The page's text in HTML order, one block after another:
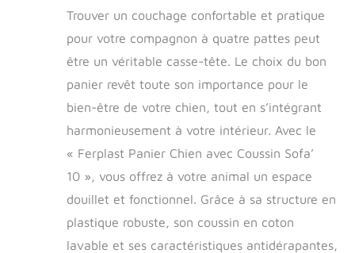
Trouver un couchage confortable et pratique
pour votre compagnon à quatre pattes peut
être un véritable casse-tête. Le choix du bon
panier revêt toute son importance pour le
bien-être de votre chien, tout en s’intégrant
harmonieusement à votre intérieur. Avec le
« Ferplast Panier Chien avec Coussin Sofa’
10 », vous offrez à votre animal un espace
douillet et fonctionnel. Grâce à sa structure en
plastique robuste, son coussin en coton
lavable et ses caractéristiques antidérapantes,